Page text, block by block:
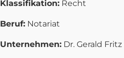
Klassifikation: Recht
Beruf: Notariat
Unternehmen: Dr. Gerald